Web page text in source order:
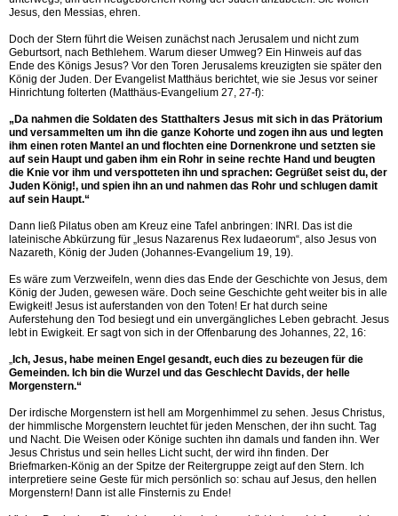
Jesus, den Messias, ehren.
Doch der Stern führt die Weisen zunächst nach Jerusalem und nicht zum
Geburtsort, nach Bethlehem. Warum dieser Umweg? Ein Hinweis auf das
Ende des Königs Jesus? Vor den Toren Jerusalems kreuzigten sie später den
König der Juden. Der Evangelist Matthäus berichtet, wie sie Jesus vor seiner
Hinrichtung folterten (Matthäus-Evangelium 27, 27-f):
„Da nahmen die Soldaten des Statthalters Jesus mit sich in das Prätorium
und versammelten um ihn die ganze Kohorte und zogen ihn aus und legten
ihm einen roten Mantel an und flochten eine Dornenkrone und setzten sie
auf sein Haupt und gaben ihm ein Rohr in seine rechte Hand und beugten
die Knie vor ihm und verspotteten ihn und sprachen: Gegrüßet seist du, der
Juden König!, und spien ihn an und nahmen das Rohr und schlugen damit
auf sein Haupt.“
Dann ließ Pilatus oben am Kreuz eine Tafel anbringen: INRI. Das ist die
lateinische Abkürzung für „Iesus Nazarenus Rex Iudaeorum“, also Jesus von
Nazareth, König der Juden (Johannes-Evangelium 19, 19).
Es wäre zum Verzweifeln, wenn dies das Ende der Geschichte von Jesus, dem
König der Juden, gewesen wäre. Doch seine Geschichte geht weiter bis in alle
Ewigkeit! Jesus ist auferstanden von den Toten! Er hat durch seine
Auferstehung den Tod besiegt und ein unvergängliches Leben gebracht. Jesus
lebt in Ewigkeit. Er sagt von sich in der Offenbarung des Johannes, 22, 16:
Ich, Jesus, habe meinen Engel gesandt, euch dies zu bezeugen für die
Gemeinden. Ich bin die Wurzel und das Geschlecht Davids, der helle
Morgenstern.“
Der irdische Morgenstern ist hell am Morgenhimmel zu sehen. Jesus Christus,
der himmlische Morgenstern leuchtet für jeden Menschen, der ihn sucht. Tag
und Nacht. Die Weisen oder Könige suchten ihn damals und fanden ihn. Wer
Jesus Christus und sein helles Licht sucht, der wird ihn finden. Der
Briefmarken-König an der Spitze der Reitergruppe zeigt auf den Stern. Ich
interpretiere seine Geste für mich persönlich so: schau auf Jesus, den hellen
Morgenstern! Dann ist alle Finsternis zu Ende!